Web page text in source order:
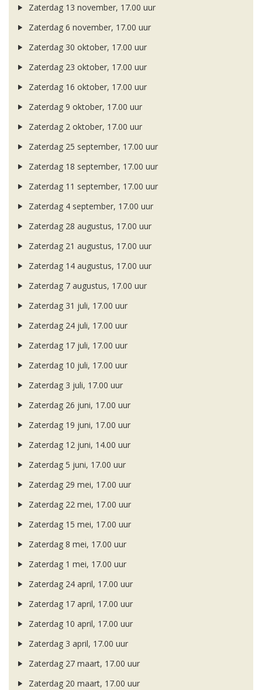
Zaterdag 13 november, 17.00 uur
Zaterdag 6 november, 17.00 uur
Zaterdag 30 oktober, 17.00 uur
Zaterdag 23 oktober, 17.00 uur
Zaterdag 16 oktober, 17.00 uur
Zaterdag 9 oktober, 17.00 uur
Zaterdag 2 oktober, 17.00 uur
Zaterdag 25 september, 17.00 uur
Zaterdag 18 september, 17.00 uur
Zaterdag 11 september, 17.00 uur
Zaterdag 4 september, 17.00 uur
Zaterdag 28 augustus, 17.00 uur
Zaterdag 21 augustus, 17.00 uur
Zaterdag 14 augustus, 17.00 uur
Zaterdag 7 augustus, 17.00 uur
Zaterdag 31 juli, 17.00 uur
Zaterdag 24 juli, 17.00 uur
Zaterdag 17 juli, 17.00 uur
Zaterdag 10 juli, 17.00 uur
Zaterdag 3 juli, 17.00 uur
Zaterdag 26 juni, 17.00 uur
Zaterdag 19 juni, 17.00 uur
Zaterdag 12 juni, 14.00 uur
Zaterdag 5 juni, 17.00 uur
Zaterdag 29 mei, 17.00 uur
Zaterdag 22 mei, 17.00 uur
Zaterdag 15 mei, 17.00 uur
Zaterdag 8 mei, 17.00 uur
Zaterdag 1 mei, 17.00 uur
Zaterdag 24 april, 17.00 uur
Zaterdag 17 april, 17.00 uur
Zaterdag 10 april, 17.00 uur
Zaterdag 3 april, 17.00 uur
Zaterdag 27 maart, 17.00 uur
Zaterdag 20 maart, 17.00 uur